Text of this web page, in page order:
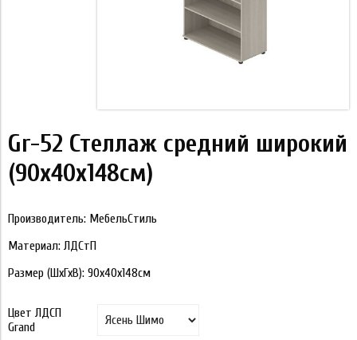
Gr-52 Стеллаж средний широкий
(90х40х148см)
Производитель: МебельСтиль
Материал: ЛДСтП
Размер (ШхГхВ): 90х40х148см
Цвет ЛДСП
Grand